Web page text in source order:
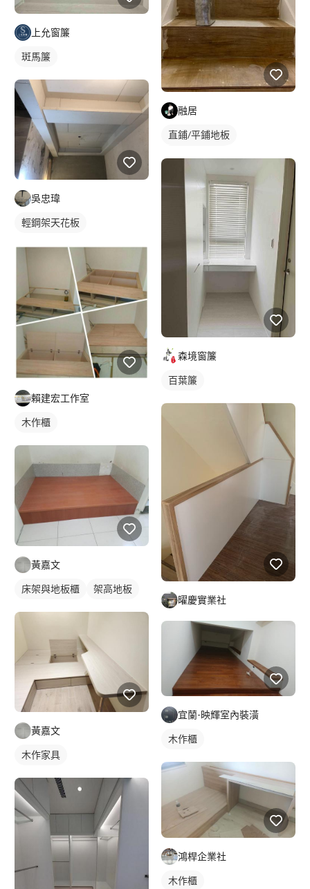
上允窗簾
斑馬簾
吳忠瑋
輕鋼架天花板
賴建宏工作室
木作櫃
黃嘉文
床架與地板櫃 架高地板
黃嘉文
木作家具
融居
直鋪/平鋪地板
森境窗簾
百葉簾
曜慶實業社
宜蘭-映輝室內裝潢
木作櫃
鴻桿企業社
木作櫃